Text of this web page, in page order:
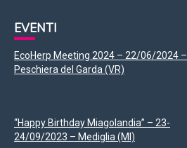
EVENTI
EcoHerp Meeting 2024 – 22/06/2024 –
Peschiera del Garda (VR)
“Happy Birthday Miagolandia” – 23-
24/09/2023 – Mediglia (MI)